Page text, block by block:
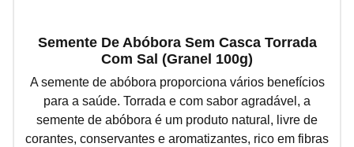
Semente De Abóbora Sem Casca Torrada
Com Sal (granel 100g)
A semente de abóbora proporciona vários benefícios
para a saúde. Torrada e com sabor agradável, a
semente de abóbora é um produto natural, livre de
corantes, conservantes e aromatizantes, rico em fibras